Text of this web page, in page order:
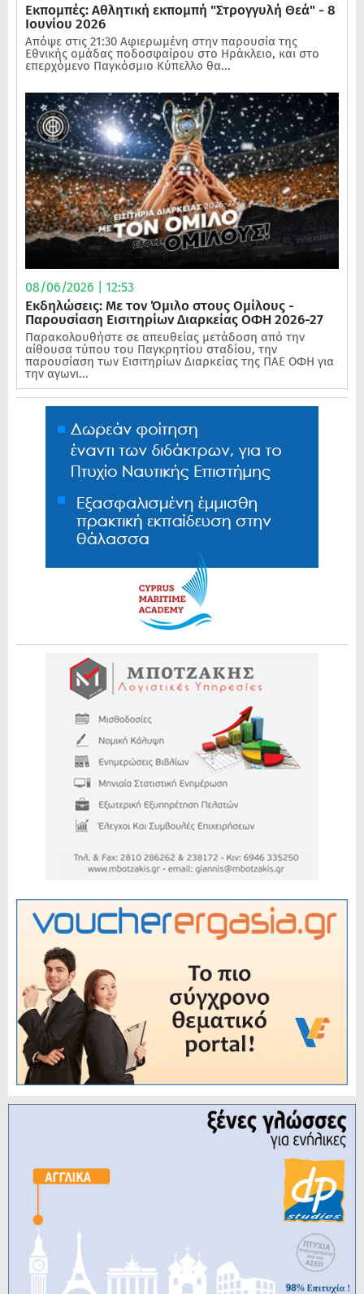
Εκπομπές: Αθλητική εκπομπή "Στρογγυλή Θεά" - 8
Ιουνίου 2026
Απόψε στις 21:30 Αφιερωμένη στην παρουσία της
Εθνικής ομάδας ποδοσφαίρου στο Ηράκλειο, και στο
επερχόμενο Παγκόσμιο Κύπελλο θα...
08/06/2026 | 12:53
Εκδηλώσεις: Με τον Όμιλο στους Ομίλους -
Παρουσίαση Εισιτηρίων Διαρκείας ΟΦΗ 2026-27
Παρακολουθήστε σε απευθείας μετάδοση από την
αίθουσα τύπου του Παγκρητίου σταδίου, την
παρουσίαση των Εισιτηρίων Διαρκείας της ΠΑΕ ΟΦΗ για
την αγωνι...